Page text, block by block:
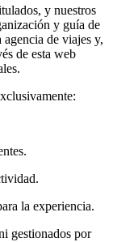
y nuestros
y guía de
de viajes y,
de esta web
la experiencia.
gestionados por